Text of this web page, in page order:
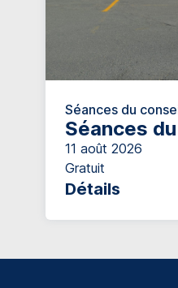
Séances du
Séances
11 août 2026
Gratuit
Détails